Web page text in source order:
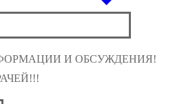
И ОБСУЖДЕНИЯ!